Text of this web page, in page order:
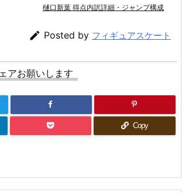
樋口新葉 得点内訳詳細・ジャンプ構成
 Posted by フィギュアスケート
アお願いします
Copy